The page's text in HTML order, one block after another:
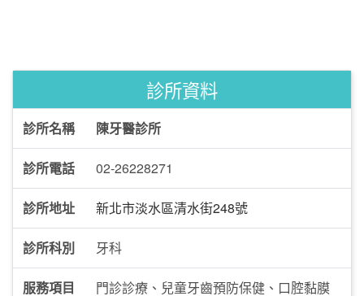
診所資料
診所名稱 陳牙醫診所
診所電話 02-26228271
診所地址 新北市淡水區清水街248號
診所科別 牙科
服務項目
門診診療、兒童牙齒預防保健、口腔黏膜